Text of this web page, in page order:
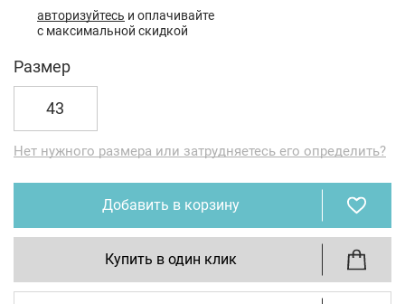
авторизуйтесь и оплачивайте
с максимальной скидкой
Размер
43
Нет нужного размера или затрудняетесь его определить?
Добавить в корзину
Купить в один клик